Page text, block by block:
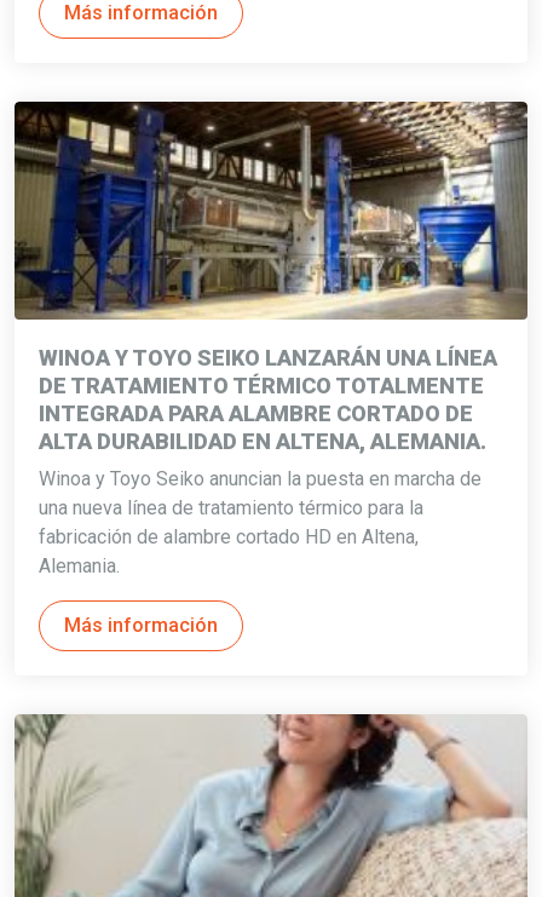
Más información
WINOA Y TOYO SEIKO LANZARÁN UNA LÍNEA
DE TRATAMIENTO TÉRMICO TOTALMENTE
INTEGRADA PARA ALAMBRE CORTADO DE
ALTA DURABILIDAD EN ALTENA, ALEMANIA.
Winoa y Toyo Seiko anuncian la puesta en marcha de
una nueva línea de tratamiento térmico para la
fabricación de alambre cortado HD en Altena,
Alemania.
Más información